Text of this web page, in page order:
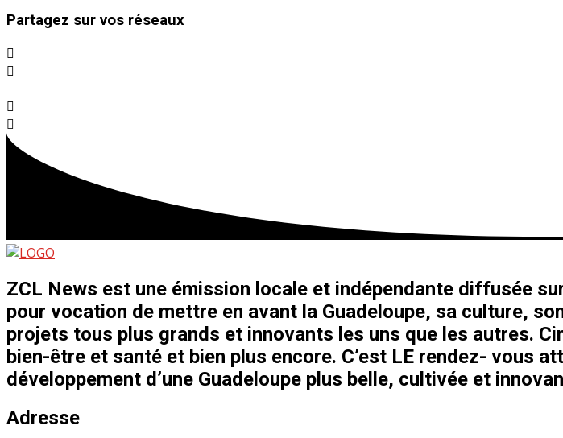
Partagez sur vos réseaux
ZCL News est une émission locale et indépendante diffusée
pour vocation de mettre en avant la Guadeloupe, sa culture,
projets tous plus grands et innovants les uns que les autres.
bien-être et santé et bien plus encore. C’est LE rendez- vous
développement d’une Guadeloupe plus belle, cultivée et
Adresse